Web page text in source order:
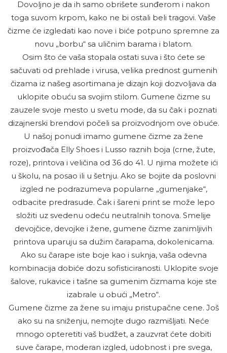
Dovoljno je da ih samo obrišete sunđerom i nakon
toga suvom krpom, kako ne bi ostali beli tragovi. Vaše
čizme će izgledati kao nove i biće potpuno spremne za
novu „borbu“ sa uličnim barama i blatom.
Osim što će vaša stopala ostati suva i što ćete se
sačuvati od prehlade i virusa, velika prednost gumenih
čizama iz našeg asortimana je dizajn koji dozvoljava da
uklopite obuću sa svojim stilom. Gumene čizme su
zauzele svoje mesto u svetu mode, da su čak i poznati
dizajnerski brendovi počeli sa proizvodnjom ove obuće.
U našoj ponudi imamo gumene čizme za žene
proizvođača Elly Shoes i Lusso raznih boja (crne, žute,
roze), printova i veličina od 36 do 41. U njima možete ići
u školu, na posao ili u šetnju. Ako se bojite da poslovni
izgled ne podrazumeva popularne „gumenjake“,
odbacite predrasude. Čak i šareni print se može lepo
složiti uz svedenu odeću neutralnih tonova. Smelije
devojčice, devojke i žene, gumene čizme zanimljivih
printova uparuju sa dužim čarapama, dokolenicama.
Ako su čarape iste boje kao i suknja, vaša odevna
kombinacija dobiće dozu sofisticiranosti. Uklopite svoje
šalove, rukavice i tašne sa gumenim čizmama koje ste
izabrale u obući „Metro“.
Gumene čizme za žene su imaju pristupačne cene. Još
ako su na sniženju, nemojte dugo razmišljati. Neće
mnogo opteretiti vaš budžet, a zauzvrat ćete dobiti
suve čarape, moderan izgled, udobnost i pre svega,